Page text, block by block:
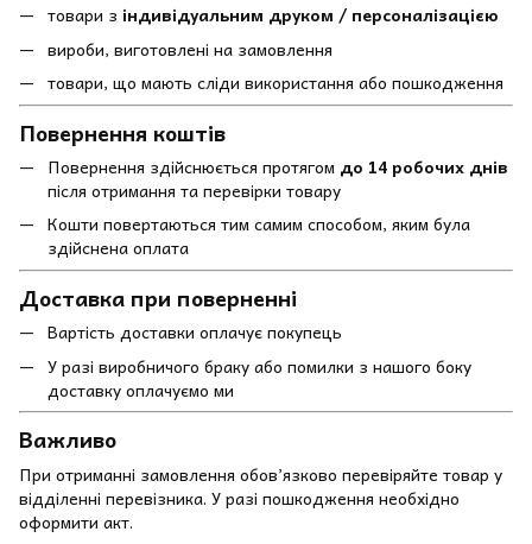
товари з індивідуальним друком / персоналізацією
вироби, виготовлені на замовлення
товари, що мають сліди використання або пошкодження
Повернення коштів
Повернення здійснюється протягом до 14 робочих днів
після отримання та перевірки товару
Кошти повертаються тим самим способом, яким була
здійснена оплата
Доставка при поверненні
Вартість доставки оплачує покупець
У разі виробничого браку або помилки з нашого боку
доставку оплачуємо ми
Важливо
При отриманні замовлення обов’язково перевіряйте товар у
відділенні перевізника. У разі пошкодження необхідно
оформити акт.